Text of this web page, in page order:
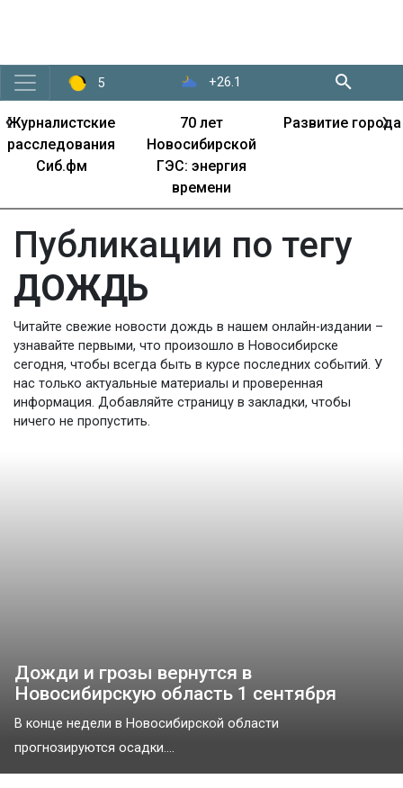
5 +26.1
Журналистские
расследования
Сиб.фм
70 лет
Новосибирской
ГЭС: энергия
времени
Развитие города
‹ ›
Публикации по тегу
ДОЖДЬ
Читайте свежие новости дождь в нашем онлайн-издании –
узнавайте первыми, что произошло в Новосибирске
сегодня, чтобы всегда быть в курсе последних событий. У
нас только актуальные материалы и проверенная
информация. Добавляйте страницу в закладки, чтобы
ничего не пропустить.
Дожди и грозы вернутся в
Новосибирскую область 1 сентября
В конце недели в Новосибирской области
прогнозируются осадки....